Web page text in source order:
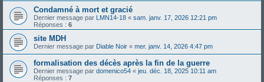
Condamné à mort et gracié
Dernier message par LMN14-18 « sam. janv. 17, 2026 12:21 pm
Réponses : 6
site MDH
Dernier message par Diable Noir « mer. janv. 14, 2026 4:47 pm
formalisation des décès après la fin de la guerre
Dernier message par domenico54 « jeu. déc. 18, 2025 10:11 am
Réponses : 7